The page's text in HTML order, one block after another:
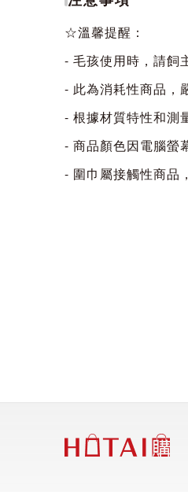
☆溫馨提醒：
- 毛孩使用時，請飼
- 此為消耗性商品，
- 根據材質特性和測
- 商品顏色因電腦螢
- 圍巾屬接觸性商品